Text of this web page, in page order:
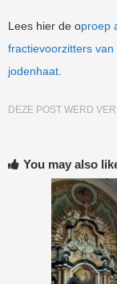
Lees hier de oproep
fractievoorzitters
jodenhaat.
DEZE POST WERD
You may also